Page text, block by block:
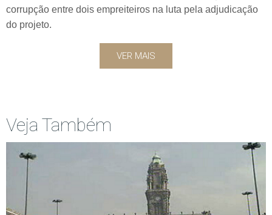
corrupção entre dois empreiteiros na luta pela adjudicação
do projeto.
VER MAIS
Veja Também